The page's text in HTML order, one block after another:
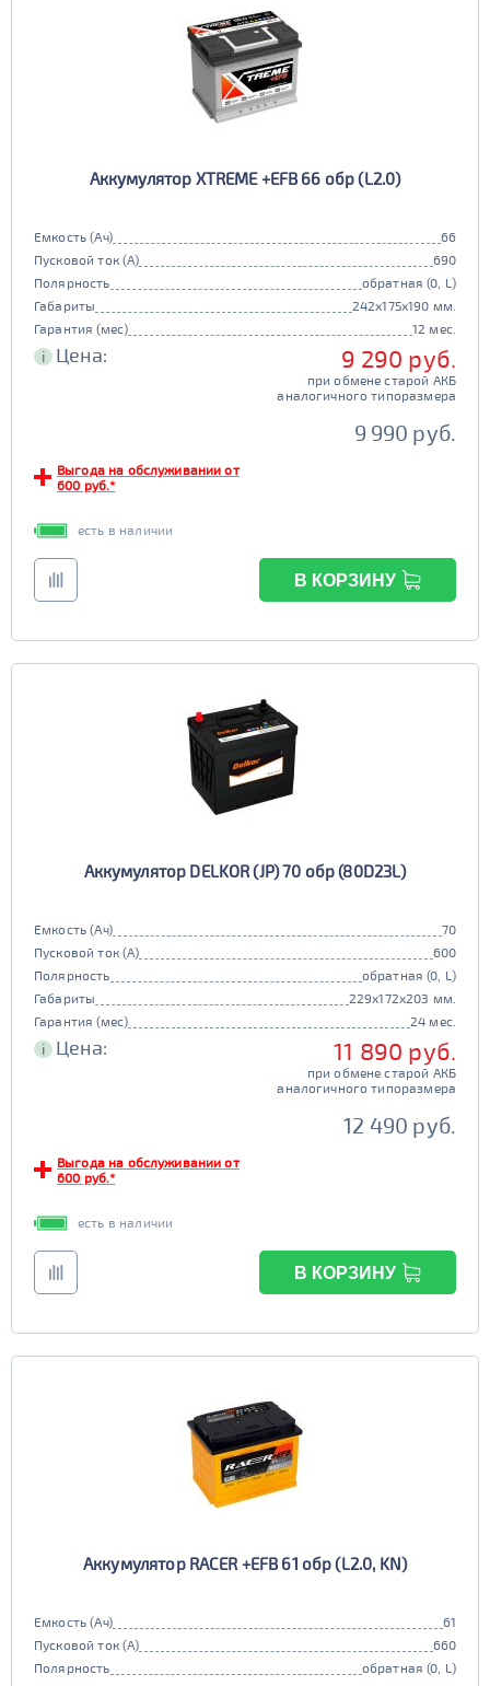
Аккумулятор XTREME +EFB 66 обр (L2.0)
Емкость (Ач)
66
Пусковой ток (А)
690
Полярность
обратная (0, L)
Габариты
242x175x190 мм.
Гарантия (мес)
12 мес.
i Цена: 9 290 руб.
при обмене старой АКБ
аналогичного типоразмера
9 990 руб.
Выгода на обслуживании от
600 руб.*
есть в наличии
В КОРЗИНУ
Аккумулятор DELKOR (JP) 70 обр (80D23L)
Емкость (Ач)
70
Пусковой ток (А)
600
Полярность
обратная (0, L)
Габариты
229x172x203 мм.
Гарантия (мес)
24 мес.
i Цена: 11 890 руб.
при обмене старой АКБ
аналогичного типоразмера
12 490 руб.
Выгода на обслуживании от
600 руб.*
есть в наличии
В КОРЗИНУ
Аккумулятор RACER +EFB 61 обр (L2.0, KN)
Емкость (Ач)
61
Пусковой ток (А)
660
Полярность
обратная (0, L)